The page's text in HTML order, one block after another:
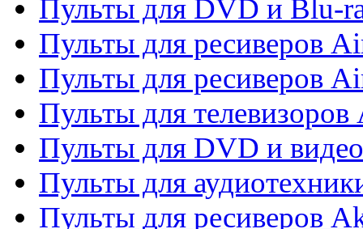
Пульты для DVD и Blu-
Пульты для ресиверов
Пульты для ресиверов
Пульты для телевизоров
Пульты для DVD и
Пульты для
Пульты для ресиверов